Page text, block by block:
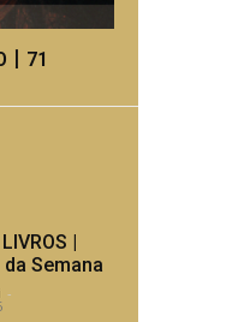
丨71
|
Semana
-